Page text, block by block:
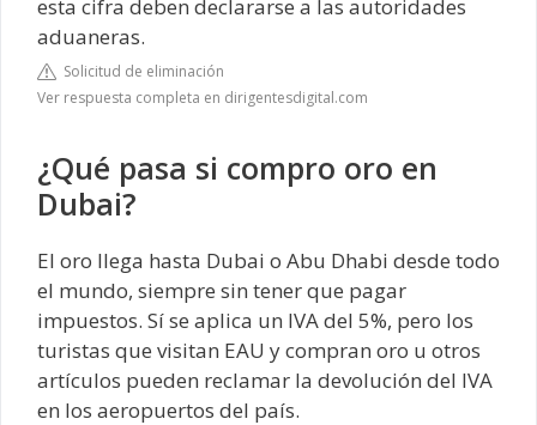
esta cifra deben declararse a las autoridades
aduaneras.
Solicitud de eliminación
Ver respuesta completa en dirigentesdigital.com
¿Qué pasa si compro oro en
Dubai?
El oro llega hasta Dubai o Abu Dhabi desde todo
el mundo, siempre sin tener que pagar
impuestos. Sí se aplica un IVA del 5%, pero los
turistas que visitan EAU y compran oro u otros
artículos pueden reclamar la devolución del IVA
en los aeropuertos del país.